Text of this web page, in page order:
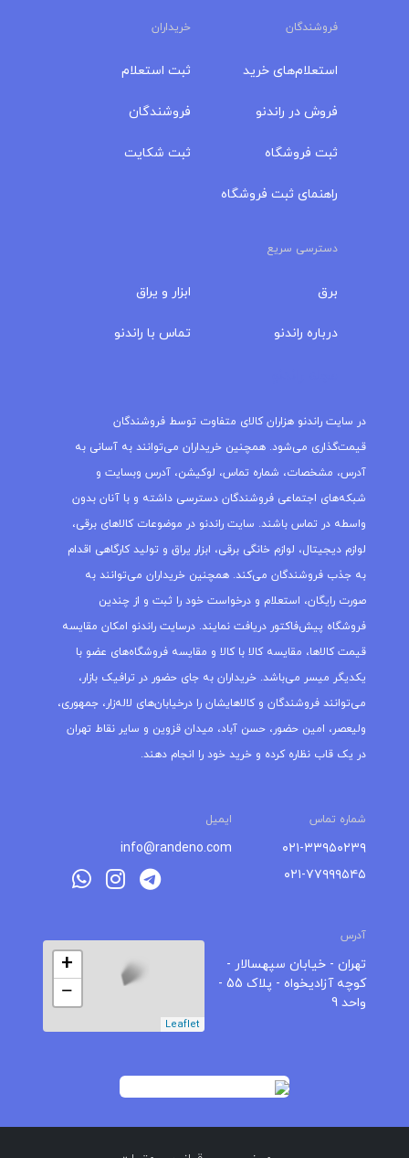
فروشندگان خریداران
استعلام‌های خرید
فروش در راندنو
ثبت فروشگاه
راهنمای ثبت فروشگاه
ثبت استعلام
فروشندگان
ثبت شکایت
دسترسی سریع
برق
درباره‌ راندنو
ابزار و یراق
تماس با راندنو
در سایت راندنو هزاران کالای متفاوت توسط فروشندگان
قیمت‌گذاری می‌شود. همچنین خریداران می‌توانند به آسانی به
آدرس، مشخصات، شماره تماس، لوکیشن، آدرس وبسایت و
شبکه‌های اجتماعی فروشندگان دسترسی داشته و با آنان بدون
واسطه در تماس باشند. سایت راندنو در موضوعات کالاهای برقی،
لوازم دیجیتال، لوازم خانگی برقی، ابزار یراق و تولید کارگاهی اقدام
به جذب فروشندگان می‌کند. همچنین خریداران می‌توانند به
صورت رایگان، استعلام و درخواست خود را ثبت و از چندین
فروشگاه پیش‌فاکتور دریافت نمایند. درسایت راندنو امکان مقایسه
قیمت کالاها، مقایسه کالا با کالا و مقایسه فروشگاه‌های عضو با
یکدیگر میسر می‌باشد. خریداران به جای حضور در ترافیک بازار،
می‌توانند فروشندگان و کالاهایشان را درخیابان‌های لاله‌زار، جمهوری،
ولیعصر، امین حضور، حسن آباد، میدان قزوین و سایر نقاط تهران
در یک قاب نظاره کرده و خرید خود را انجام دهند.
شماره تماس ایمیل
۰۲۱-۳۳۹۵۰۲۳۹
۰۲۱-۷۷۹۹۹۵۴۵
info@randeno.com
آدرس
تهران - خیابان سپهسالار -
کوچه آزادیخواه - پلاک 55 -
واحد 9
+
−
Leaflet